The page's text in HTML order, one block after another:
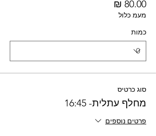
מעמ כלול
כמות
סוג כרטיס
מחלף עתלית- 16:45
פרטים נוספים